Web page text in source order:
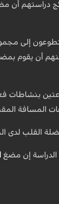
دراستهم أن
بنشاطات
المسافة
القلب لدى
الدراسة إن مضغ